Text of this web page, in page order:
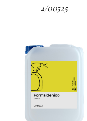
4/00525